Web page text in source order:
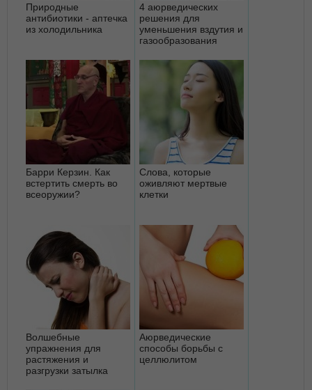
Природные
антибиотики - аптечка
из холодильника
4 аюрведических
решения для
уменьшения вздутия и
газообразования
Барри Керзин. Как
встертить смерть во
всеоружии?
Слова, которые
оживляют мертвые
клетки
Волшебные
упражнения для
растяжения и
разгрузки затылка
Аюрведические
способы борьбы с
целлюлитом